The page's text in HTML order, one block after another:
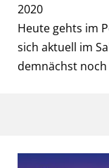
2020
Heute gehts im
sich aktuell im
demnächst